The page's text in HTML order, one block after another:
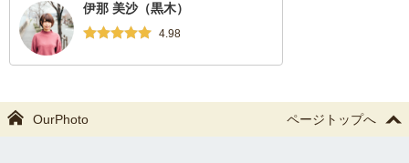
素敵な写真ばかりで、とても満足です！
暑い中来ていただき、ありがとうございま
した！
伊那 美沙（黒木）
4.98
OurPhoto ページトップへ